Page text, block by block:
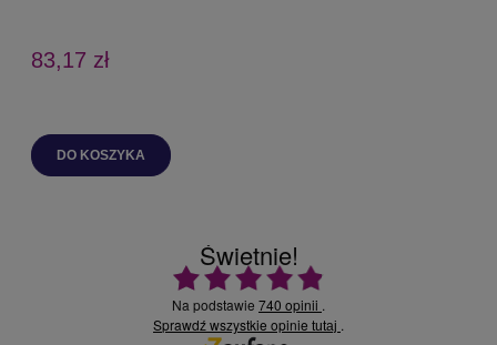
83,17 zł
DO KOSZYKA
Świetnie!
Ocena średnia 4.9 na 5
Na podstawie 740 opinii .
Sprawdź wszystkie opinie tutaj .